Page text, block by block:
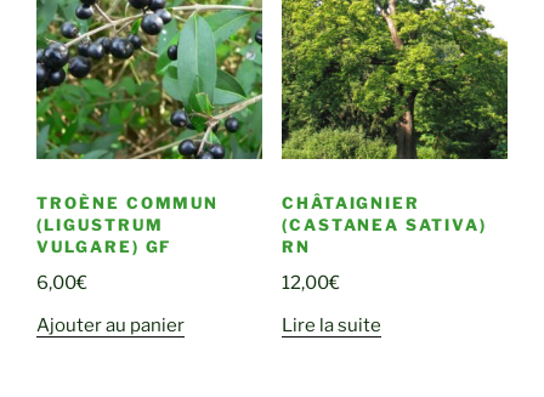
TROÈNE COMMUN
(LIGUSTRUM
VULGARE) GF
6,00€
Ajouter au panier
CHÂTAIGNIER
(CASTANEA SATIVA)
RN
12,00€
Lire la suite